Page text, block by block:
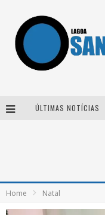
ÚLTIMAS NOTÍCIAS
Home Natal